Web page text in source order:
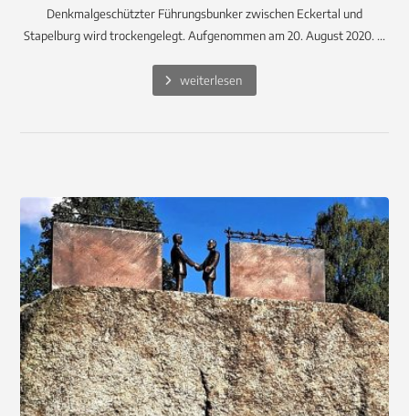
Denkmalgeschützter Führungsbunker zwischen Eckertal und
Stapelburg wird trockengelegt. Aufgenommen am 20. August 2020. ...
weiterlesen